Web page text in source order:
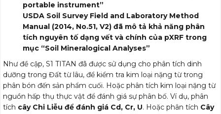
portable instrument”
USDA Soil Survey Field and Laboratory Method
Manual (2014, No.51, V2) đã mô tả khả năng phân
tích nguyên tố dạng vết và chính của pXRF trong
mục “Soil Mineralogical Analyses”
Như đề cập, S1 TITAN đã được sử dụng cho phân tích dinh
dưỡng trong Đất từ lâu, để kiểm tra kim loại nặng từ trong
phân bón đến sản phẩm cuối. Hoặc phân tích kim loại nặng từ
nguồn hấp thụ thực vật để đánh giá sự phân bố. Ví dụ, phân
tích cây Chi Liễu để đánh giá Cd, Cr, U. Hoặc phân tích Cây